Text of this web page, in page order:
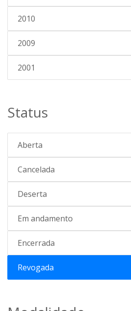
2010
2009
2001
Status
Aberta
Cancelada
Deserta
Em andamento
Encerrada
Revogada